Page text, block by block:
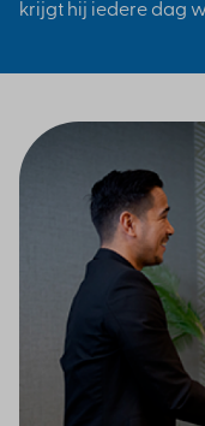
krijgt hij iedere dag